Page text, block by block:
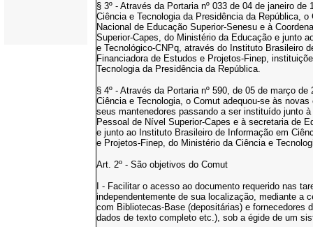
§ 3º - Através da Portaria nº 033 de 04 de janeiro
Ciência e Tecnologia da Presidência da República,
Nacional de Educação Superior-Senesu e à
Superior-Capes, do Ministério da Educação e junto
e Tecnológico-CNPq, através do Instituto Brasileiro
Financiadora de Estudos e Projetos-Finep,
Tecnologia da Presidência da República.
§ 4º - Através da Portaria nº 590, de 05 de março
Ciência e Tecnologia, o Comut adequou-se às
seus mantenedores passando a ser instituído junto
Pessoal de Nível Superior-Capes e à secretaria de
e junto ao Instituto Brasileiro de Informação em
e Projetos-Finep, do Ministério da Ciência e
Art. 2º - São objetivos do Comut
I - Facilitar o acesso ao documento requerido nas
independentemente de sua localização, mediante a
com Bibliotecas-Base (depositárias) e fornecedores
dados de texto completo etc.), sob a égide de um